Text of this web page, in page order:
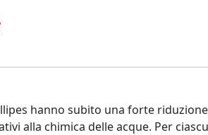
hanno subito una forte
alla chimica delle acque. Per